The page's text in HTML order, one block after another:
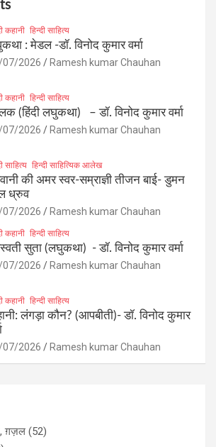
कहानी हिन्दी साहित्य
: मेडल -डॉ. विनोद कुमार वर्मा
07/2026 Ramesh kumar Chauhan
कहानी हिन्दी साहित्य
(हिंदी लघुकथा) – डॉ. विनोद कुमार वर्मा
07/2026 Ramesh kumar Chauhan
साहित्य हिन्दी साहित्यिक आलेख
की अमर स्वर-सम्राज्ञी तीजन बाई- डुमन
ध्रुव
07/2026 Ramesh kumar Chauhan
कहानी हिन्दी साहित्य
सुता (लघुकथा) ​- डॉ. विनोद कुमार वर्मा
07/2026 Ramesh kumar Chauhan
कहानी हिन्दी साहित्य
लंगड़ा कौन? (आपबीती)​- डॉ. विनोद कुमार
07/2026 Ramesh kumar Chauhan
ग़ज़ल (52)